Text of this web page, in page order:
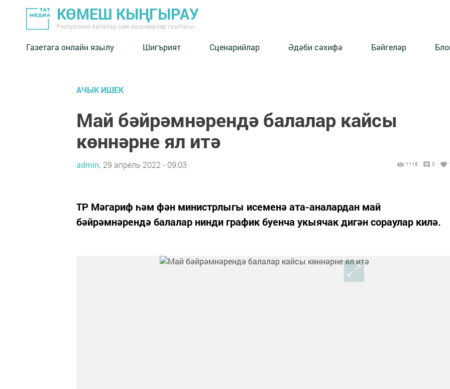
КӨМЕШ КЫҢГЫРАУ
Республика балалар һәм яшүсмерләр газетасы
Газетага онлайн язылу Шигърият Сценарийлар Әдәби сәхифә Бәйгеләр
АЧЫК ИШЕК
Май бәйрәмнәрендә балалар кайсы
көннәрне ял итә
admin, 29 апрель 2022 - 09:03 1118 0
ТР Мәгариф һәм фән министрлыгы исеменә ата-аналардан май
бәйрәмнәрендә балалар нинди график буенча укыячак дигән сораулар килә.